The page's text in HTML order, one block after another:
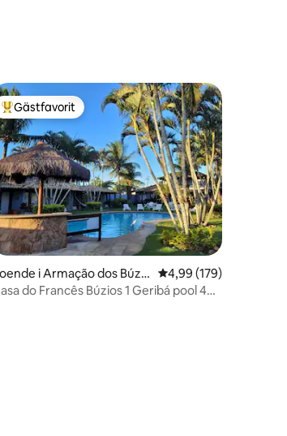
betyg, 132 omdömen
betyg, 70 omdömen
Populär gästfavorit
Gästfavorit
i Armação dos Búzio 4,99 av 5 i
4,99 (179)
do Francês Búzios 1 Geribá pool 4